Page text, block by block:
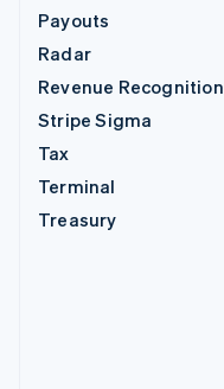
Payouts
Radar
Revenue Recognition
Stripe Sigma
Tax
Terminal
Treasury